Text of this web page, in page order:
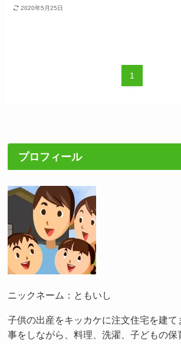
2020年5月25日
1
プロフィール
ニックネーム：ともいし
子供の出産をキッカケに注文住宅を建て
事をしながら、料理、洗濯、子どもの保